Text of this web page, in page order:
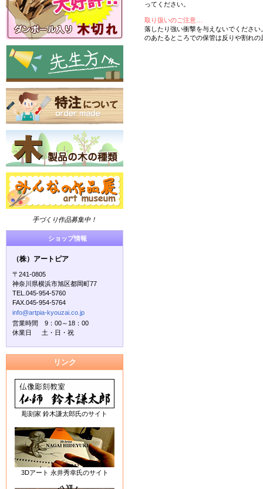
ってください。
取り扱いのご注意…
落したり強い衝撃を与えないでください
のあたるところでの保管は反りや割れの
手づくり作品募集中！
ショップ情報
（株）アートピア
〒241-0805
神奈川県横浜市旭区都岡町77
TEL.045-954-5760
FAX.045-954-5764
info@artpia-kyouzai.co.jp
営業時間 9：00～18：00
休業日 土・日・祝
リンク
彫刻家 鈴木謙太郎氏のサイト
3Dアート 永井秀幸氏のサイト